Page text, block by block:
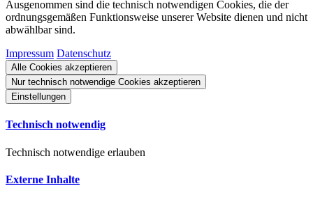
Ausgenommen sind die technisch notwendigen Cookies, die der
ordnungsgemäßen Funktionsweise unserer Website dienen und nicht
abwählbar sind.
Impressum Datenschutz
Alle Cookies akzeptieren
Nur technisch notwendige Cookies akzeptieren
Einstellungen
Technisch notwendig
Technisch notwendige erlauben
Externe Inhalte